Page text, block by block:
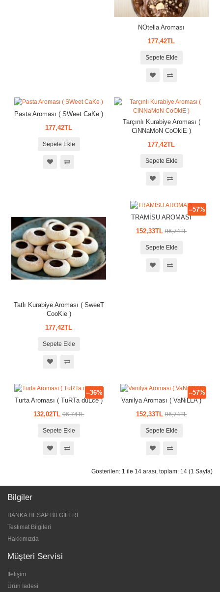
NOtella Aroması
177,42TL
Sepete Ekle
Pasta Aroması ( SWeet CaKe )
177,42TL
Sepete Ekle
Tarçınlı Kurabiye Aroması (
CiNNaMoN CoOkiE )
177,42TL
Sepete Ekle
Tatlı Kurabiye Aroması ( SweeT
CooKie )
177,42TL
Sepete Ekle
TRAMİSU AROMASI
152,33TL 96,74TL
--57%
Sepete Ekle
Turta Aroması ( TuRTa duLce )
132,02TL 96,74TL
--36%
Sepete Ekle
Vanilya Aroması ( VaNiLLA )
152,33TL 96,74TL
--57%
Sepete Ekle
Gösterilen: 1 ile 14 arası, toplam: 14 (1 Sayfa)
Bilgiler
BANKA HESAP BİLGİLERİ
Teslimat Bilgileri
Hakkımızda
Müşteri Servisi
İletişim
Ürün İadesi